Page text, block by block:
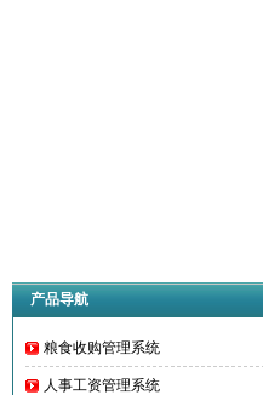
产品导航
粮食收购管理系统
人事工资管理系统